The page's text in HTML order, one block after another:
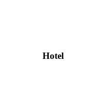
Hotel